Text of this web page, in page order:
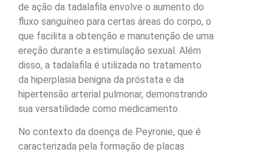
de ação da tadalafila envolve o aumento do
fluxo sanguíneo para certas áreas do corpo, o
que facilita a obtenção e manutenção de uma
ereção durante a estimulação sexual. Além
disso, a tadalafila é utilizada no tratamento
da hiperplasia benigna da próstata e da
hipertensão arterial pulmonar, demonstrando
sua versatilidade como medicamento.
No contexto da doença de Peyronie, que é
caracterizada pela formação de placas